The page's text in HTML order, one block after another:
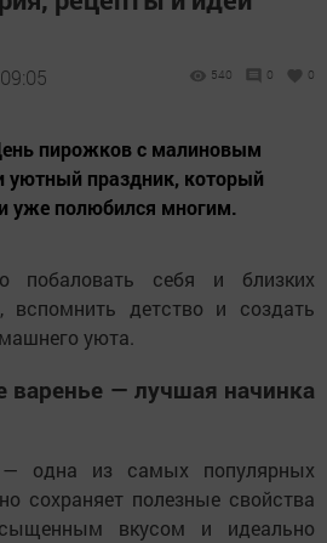
540 0 0
пирожков с малиновым
уютный праздник, который
уже полюбился многим.
себя и близких
вспомнить детство и создать
уюта.
варенье — лучшая начинка
— одна из самых популярных
сохраняет полезные свойства
вкусом и идеально